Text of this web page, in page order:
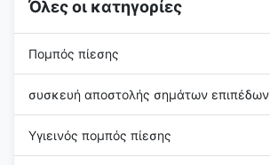
Όλες οι κατηγορίες
Πομπός πίεσης
συσκευή αποστολής σημάτων επιπέδων
Υγιεινός πομπός πίεσης